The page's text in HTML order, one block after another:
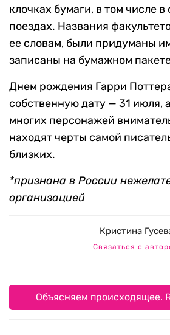
клочках бумаги, в том числе в
поездах. Названия
ее словам, были придуманы
записаны на бумажном
Днем рождения Гарри
собственную дату — 31 июля,
многих персонажей
находят черты самой
близких.
*признана в России
организацией
Кристина
Связаться с
Объясняем происходящее.